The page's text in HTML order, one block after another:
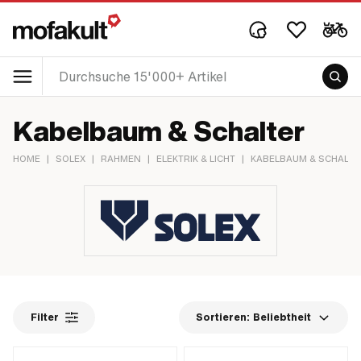
Kabelbaum & Schalter
HOME | SOLEX | RAHMEN | ELEKTRIK & LICHT | KABELBAUM &
Filter Sortieren: Beliebtheit